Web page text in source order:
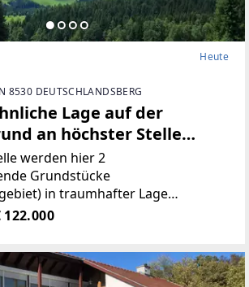
Heute
8530 DEUTSCHLANDSBERG
Lage auf der
an höchster Stelle
werden hier 2
Grundstücke
in traumhafter Lage
Grundstücke haben
(€59/ m²), sind süd-westlich
122.000